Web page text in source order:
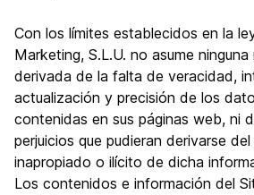
Con los límites establecidos en la
Marketing, S.L.U. no asume
derivada de la falta de veracidad,
actualización y precisión de los
contenidas en sus páginas web, ni
perjuicios que pudieran derivarse
inapropiado o ilícito de dicha
Los contenidos e información del